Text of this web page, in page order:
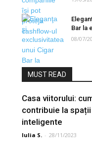
Bar la
08/07/
MUST READ
Casa viitorului:
contribuie la
inteligente
Iulia S. - 28/11/2023